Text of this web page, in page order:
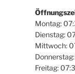
Montag:
Dienstag:
Mittwoch:
Freitag: